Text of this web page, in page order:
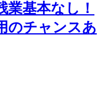
業基本なし！
チャンスあ